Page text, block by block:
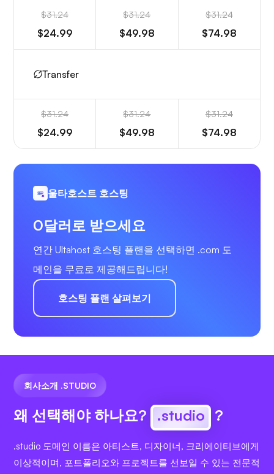
$31.24
$24.99
$31.24
$49.98
$31.24
$74.98
Transfer
$31.24
$24.99
$31.24
$49.98
$31.24
$74.98
울타호스트 호스팅
0달러로 받으세요
연간 Ultahost 호스팅 플랜을 선택하면 .com 도
메인을 무료로 제공해드립니다!
호스팅 플랜 살펴보기
회사소개 .STUDIO
왜 선택해야 하나요? .studio ?
.studio 도메인 이름은 아티스트, 디자이너, 크리에이티브에게
이상적이며, 포트폴리오와 프로젝트를 선보일 수 있는 전문적